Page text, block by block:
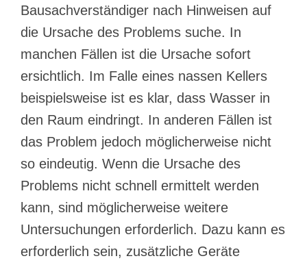
Bausachverständiger nach Hinweisen auf
die Ursache des Problems suche. In
manchen Fällen ist die Ursache sofort
ersichtlich. Im Falle eines nassen Kellers
beispielsweise ist es klar, dass Wasser in
den Raum eindringt. In anderen Fällen ist
das Problem jedoch möglicherweise nicht
so eindeutig. Wenn die Ursache des
Problems nicht schnell ermittelt werden
kann, sind möglicherweise weitere
Untersuchungen erforderlich. Dazu kann es
erforderlich sein, zusätzliche Geräte